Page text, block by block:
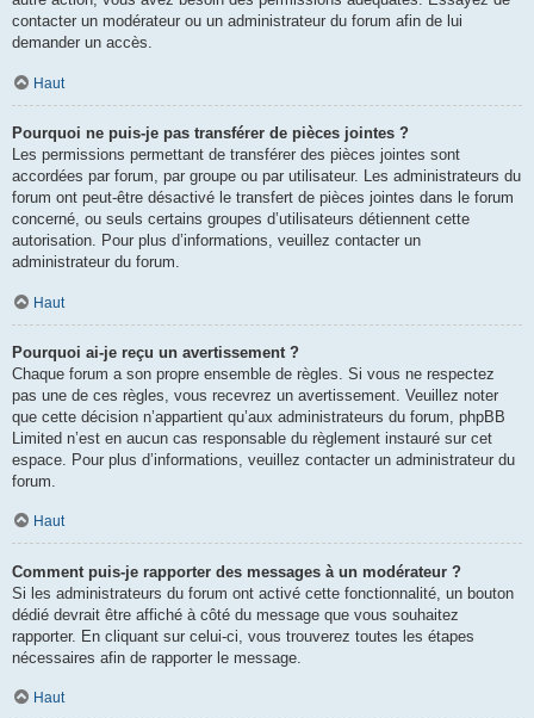
contacter un modérateur ou un administrateur du forum afin de lui
demander un accès.
Haut
Pourquoi ne puis-je pas transférer de pièces jointes ?
Les permissions permettant de transférer des pièces jointes sont
accordées par forum, par groupe ou par utilisateur. Les administrateurs du
forum ont peut-être désactivé le transfert de pièces jointes dans le forum
concerné, ou seuls certains groupes d’utilisateurs détiennent cette
autorisation. Pour plus d’informations, veuillez contacter un
administrateur du forum.
Haut
Pourquoi ai-je reçu un avertissement ?
Chaque forum a son propre ensemble de règles. Si vous ne respectez
pas une de ces règles, vous recevrez un avertissement. Veuillez noter
que cette décision n’appartient qu’aux administrateurs du forum, phpBB
Limited n’est en aucun cas responsable du règlement instauré sur cet
espace. Pour plus d’informations, veuillez contacter un administrateur du
forum.
Haut
Comment puis-je rapporter des messages à un modérateur ?
Si les administrateurs du forum ont activé cette fonctionnalité, un bouton
dédié devrait être affiché à côté du message que vous souhaitez
rapporter. En cliquant sur celui-ci, vous trouverez toutes les étapes
nécessaires afin de rapporter le message.
Haut